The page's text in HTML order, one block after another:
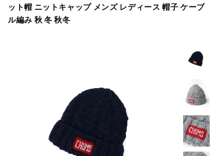
ット帽 ニットキャップ メンズ レディース 帽子 ケーブ
ル編み 秋 冬 秋冬